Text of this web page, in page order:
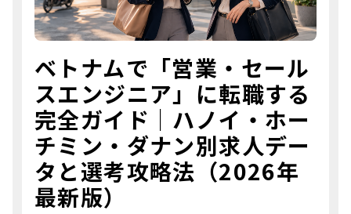
ベトナムで「営業・セール
スエンジニア」に転職する
完全ガイド｜ハノイ・ホー
チミン・ダナン別求人デー
タと選考攻略法（2026年
最新版）